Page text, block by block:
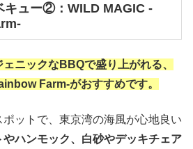
キュー②：WILD MAGIC -
ニックなBBQで盛り上がれる、
Farm-がおすすめです。
ットで、東京湾の海風が心地良い
やハンモック、白砂やデッキチェア